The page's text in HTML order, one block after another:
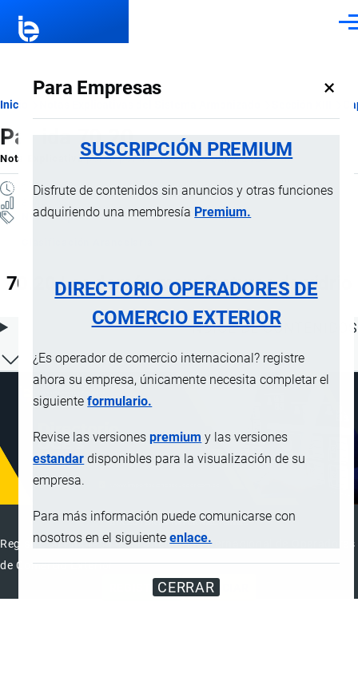
Para Empresas ×
SUSCRIPCIÓN PREMIUM
Disfrute de contenidos sin anuncios y otras funciones
adquiriendo una membresía Premium.
DIRECTORIO OPERADORES DE
COMERCIO EXTERIOR
¿Es operador de comercio internacional? registre
ahora su empresa, únicamente necesita completar el
siguienteformulario.
Revise las versionespremium y las versiones
estandar disponibles para la visualización de su
empresa.
Para más información puede comunicarse con
nosotros en el siguienteenlace.
CERRAR
Ruta
de
navegación
Inicio
Partida 70.20
Nota ExplicativaporImportaciones …, 20 Julio, 2024
3 MINUTOS
Notas Explicativas
70.20 Las demás manufacturas de vidrio
ÍNDICE DE CONTENIDOS
DIRECTORIO INTERNACIONAL
Registre su Empresa en el Directorio Internacional de Operadores
de Comercio Exterior
REGISTRAR
ANUNCIAR